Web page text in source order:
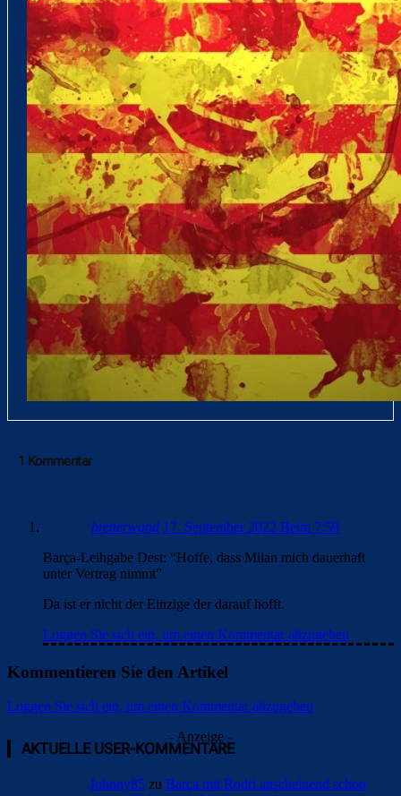
1 Kommentar
bretterwand 17. September 2022 Beim 7:59
Barça-Leihgabe Dest: “Hoffe, dass Milan mich dauerhaft
unter Vertrag nimmt”
Da ist er nicht der Einzige der darauf hofft.
Loggen Sie sich ein, um einen Kommentar abzugeben
Kommentieren Sie den Artikel
Loggen Sie sich ein, um einen Kommentar abzugeben
- Anzeige -
AKTUELLE USER-KOMMENTARE
Johnny85 zu Barça mit Rodri anscheinend schon